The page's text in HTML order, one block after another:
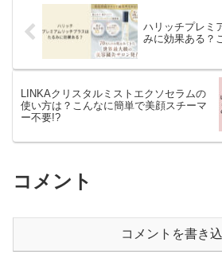
ハリッチプレミ
みに効果ある？
LINKAクリスタルミストエクソセラムの
使い方は？こんなに簡単で美顔スチーマ
ー不要!?
コメント
コメントを書き